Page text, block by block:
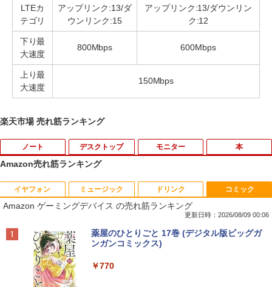
LTEカ
テゴリ
アップリンク:13/ダ
ウンリンク:15
アップリンク:13/ダウンリン
ク:12
下り最
大速度
800Mbps 600Mbps
上り最
大速度
150Mbps
楽天市場 売れ筋ランキング
ノート
1
■新品■Panasonic Let's note CF-SZ5 C
F-SZ6 CF-SV1 CF-SV2 CF-SV7 CF-SV8
CF-SV9 日本語キーボード
￥4,620
デスクトップ モニター
1
モバイルモニター 15.6インチ InnoView
モバイルディスプレイ 自立型 1920*1080
FHD ポータブルモニター IPS液晶パネル
h/PS3/PS4/PS5/Xbox One/PC/スマホ/U
SBType-C/標準HDMI対応【選べる種
本
1
道路橋示方書・同解説 II 鋼部材・鋼上部
構造編（令和7年10月） [ 公益社団法
￥18,260
Amazon売れ筋ランキング
イヤフォン
Anker Soundcore P42i (Bluetooth 6.1)【完
全ワイヤレスイヤホン/ウルトラノイズキャン
間再生 / コンパクト形状/持ち運びに便利 / IP5
ミュージック
BRUCE WAYNE feat. Flo Milli, ATL Jacob
[Explicit]
￥250
ドリンク
by Amazon 天然水 ラベルレス 500ml ×24本
富士山の天然水 バナジウム含有 水 ミネラル
ットル (Smart Basic)
コミック
Amazon ゲーミングデバイス の売れ筋ランキング
更新日時：2026/08/09 00:06
薬屋のひとりごと 17巻 (デジタル版ビッグガ
ンガンコミックス)
￥770